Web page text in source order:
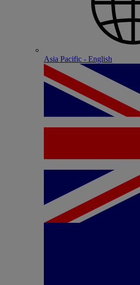
Asia Pacific - English